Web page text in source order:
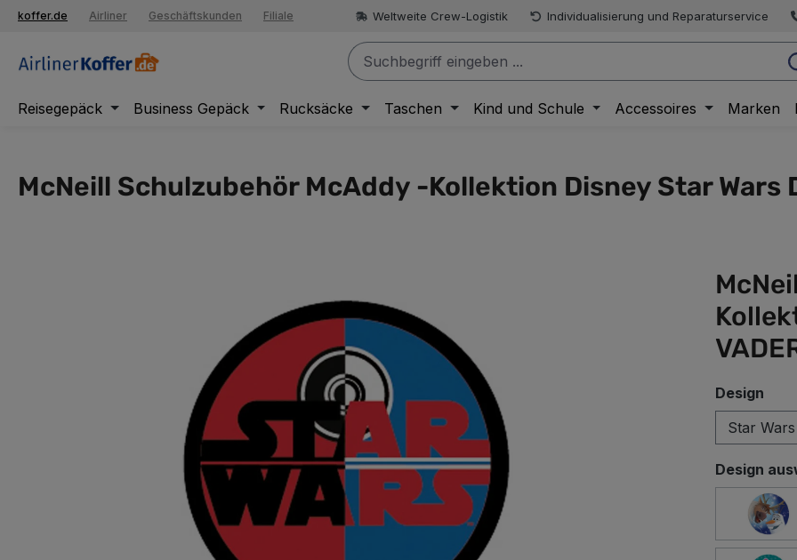
Zur Hauptnavigation springen
koffer.de Airliner Geschäftskunden Filiale Weltweite Crew-Logistik Individualisierung und Reparaturservice
Reisegepäck Business Gepäck Rucksäcke Taschen Kind und Schule Accessoires Marken
McNeill Schulzubehör McAddy -Kollektion Disney Star Wars
Design
Design